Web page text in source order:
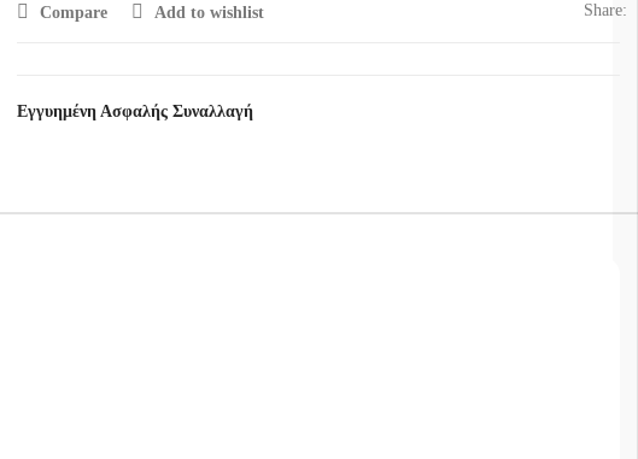
Compare Add to wishlist Share:
Εγγυημένη Ασφαλής Συναλλαγή